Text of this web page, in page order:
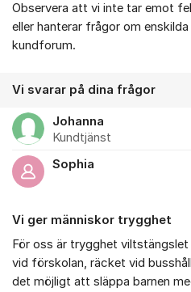
Observera att vi inte tar emot
eller hanterar frågor om
kundforum.
Vi svarar på dina frågor
Johanna
Kundtjänst
Sophia
Vi ger människor trygghet
För oss är trygghet viltstängslet
vid förskolan, räcket vid
det möjligt att släppa barnen